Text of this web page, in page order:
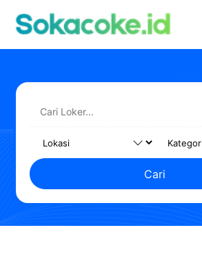
Cari